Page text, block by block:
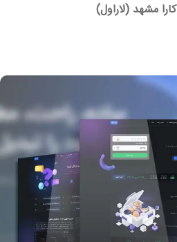
(لاراول)